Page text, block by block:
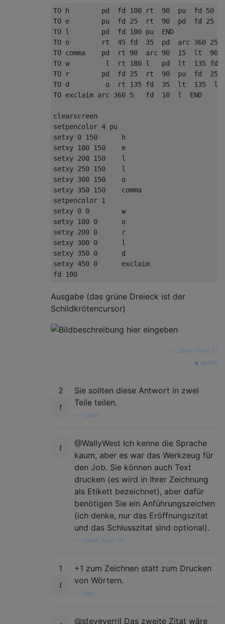
TO h        pd  fd 100 rt  90  pu  fd 50
TO e        pu  fd 25  rt  90  pd  fd 25
TO l        pd  fd 100 pu  END
TO o        rt  45 fd  35  pd  arc 360 25
TO comma    pd  rt 90  arc 90  15  lt  90
TO w         l  rt 180 l   pd  lt  135 fd
TO r        pd  fd 25  rt  90  pu  fd  25
TO d         o  rt 135 fd  35  lt  135
TO exclaim arc 360 5   fd  10  l  END
clearscreen
setpencolor 4 pu
setxy 0 150      h
setxy 100 150    e
setxy 200 150    l
setxy 250 150    l
setxy 300 150    o
setxy 350 150    comma
setpencolor 1
setxy 0 0        w
setxy 100 0      o
setxy 200 0      r
setxy 300 0      l
setxy 350 0      d
setxy 450 0      exclaim
Ausgabe (das grüne Dreieck ist der
Schildkrötencursor)
Level River St
quelle
2
Sie sollten diese Antwort in zwei
Teile teilen.
Justin
@WallyWest Ich kenne die Sprache
kaum, aber es war das Werkzeug für
den Job. Sie können auch Text
drucken (es wird in Ihrer Zeichnung
als Etikett bezeichnet), aber dafür
benötigen Sie ein Anführungszeichen
(ich denke, nur das Eröffnungszitat
und das Schlusszitat sind optional).
Level River St
1
+1 zum Zeichnen statt zum Drucken
von Wörtern.
Wec
@steveverril Das zweite Zitat wäre